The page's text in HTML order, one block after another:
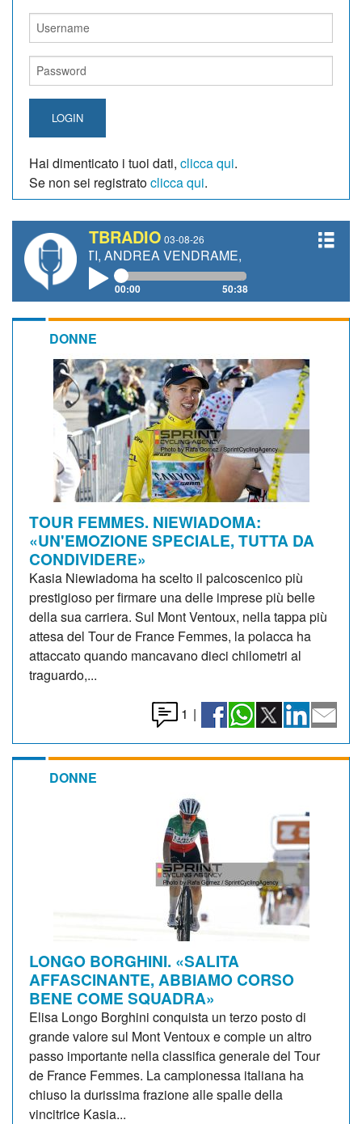
LOGIN
Hai dimenticato i tuoi dati, clicca qui.
Se non sei registratoclicca qui.
TBRADIO 03-08-26
ANDREA VENDRAME, FILIPPO FIORELLI
00:00 50:38
DONNE
TOUR FEMMES. NIEWIADOMA:
«UN'EMOZIONE SPECIALE, TUTTA DA
CONDIVIDERE»
Kasia Niewiadoma ha scelto il palcoscenico più
prestigioso per firmare una delle imprese più belle
della sua carriera. Sul Mont Ventoux, nella tappa più
attesa del Tour de France Femmes, la polacca ha
attaccato quando mancavano dieci chilometri al
traguardo,...
1 |
DONNE
LONGO BORGHINI. «SALITA
AFFASCINANTE, ABBIAMO CORSO
BENE COME SQUADRA»
Elisa Longo Borghini conquista un terzo posto di
grande valore sul Mont Ventoux e compie un altro
passo importante nella classifica generale del Tour
de France Femmes. La campionessa italiana ha
chiuso la durissima frazione alle spalle della
vincitrice Kasia...